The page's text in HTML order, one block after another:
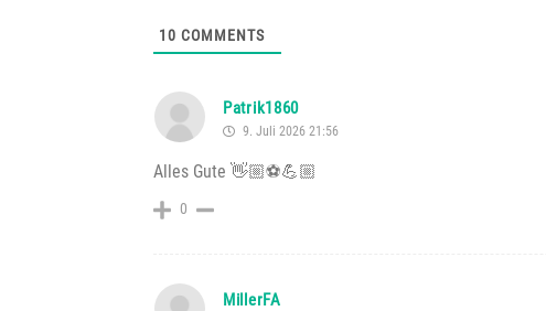
10 COMMENTS
Patrik1860
9. Juli 2026 21:56
Alles Gute 👋🏼⚽💪🏼
0
MillerFA